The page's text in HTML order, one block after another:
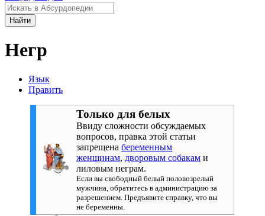
Найти
Негр
Язык
Править
Только для белых
Ввиду сложности обсуждаемых
вопросов, правка этой статьи
запрещенабеременным
женщинам, дворовым собакам и
лиловым неграм.
Если вы свободный белый половозрелый
мужчина, обратитесь в администрацию за
разрешением. Предъявите справку, что вы
не беременны.